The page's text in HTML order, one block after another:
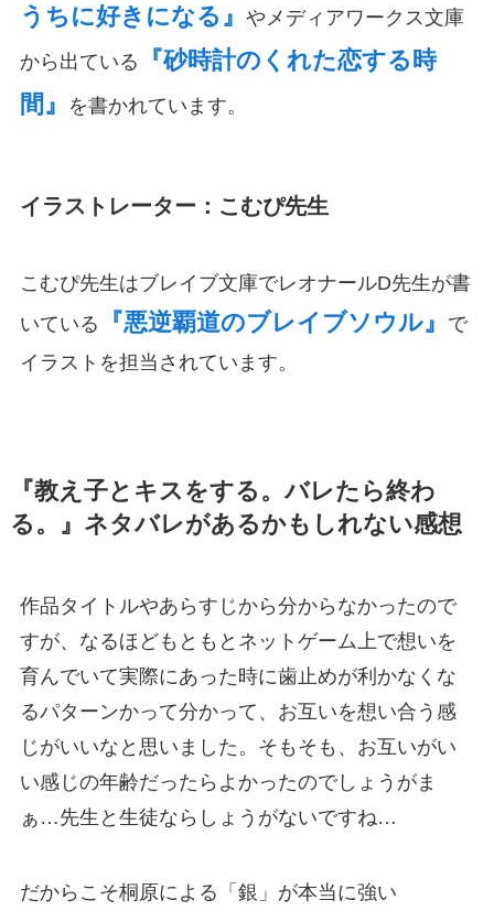
うちに好きになる』 やメディアワークス文庫
から出ている
『砂時計のくれた恋する時
間』
を書かれています。
イラストレーター：こむぴ先生
こむぴ先生はブレイブ文庫でレオナールD先生が書
いている
『悪逆覇道のブレイブソウル』
で
イラストを担当されています。
『教え子とキスをする。バレたら終わ
る。』ネタバレがあるかもしれない感想
作品タイトルやあらすじから分からなかったので
すが、なるほどもともとネットゲーム上で想いを
育んでいて実際にあった時に歯止めが利かなくな
るパターンかって分かって、お互いを想い合う感
じがいいなと思いました。そもそも、お互いがい
い感じの年齢だったらよかったのでしょうがま
ぁ…先生と生徒ならしょうがないですね…
だからこそ桐原による「銀」が本当に強い